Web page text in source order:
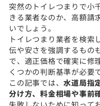
突然のトイレつまりで小
きる業者なのか、高額請
いでしょう。
トイレつまり業者を検索
伝や安さを強調するもの
で、適正価格で確実に修
くつかの判断基準が必要
この記事では、水道局指
分け方、料金相場や事前